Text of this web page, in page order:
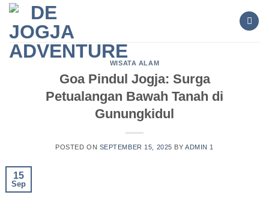
Skip
content
WISATA ALAM
Goa Pindul Jogja: Surga
Petualangan Bawah Tanah di
Gunungkidul
POSTED ON SEPTEMBER 15, 2025 BYADMIN 1
15
Sep